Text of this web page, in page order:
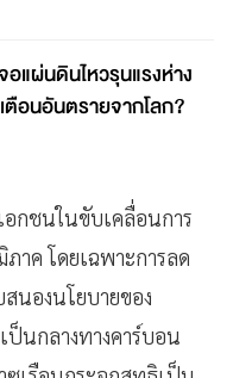
อแผ่นดินไหวรุนแรงห่าง
นอันตรายจากโลก?
อกชนในขับเคลื่อนการ
าค โดยเฉพาะการลด
นองนโยบายของ
ป็นกลางทางคาร์บอน